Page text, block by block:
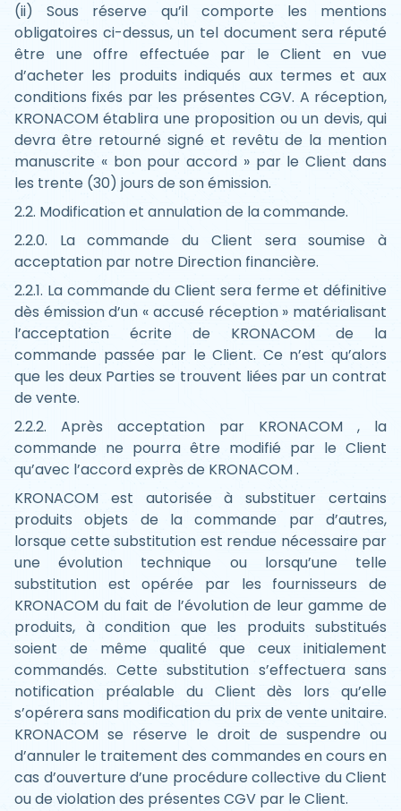
(ii) Sous réserve qu’il comporte les mentions
obligatoires ci-dessus, un tel document sera réputé
être une offre effectuée par le Client en vue
d’acheter les produits indiqués aux termes et aux
conditions fixés par les présentes CGV. A réception,
KRONACOM établira une proposition ou un devis, qui
devra être retourné signé et revêtu de la mention
manuscrite « bon pour accord » par le Client dans
les trente (30) jours de son émission.
2.2. Modification et annulation de la commande.
2.2.0. La commande du Client sera soumise à
acceptation par notre Direction financière.
2.2.1. La commande du Client sera ferme et définitive
dès émission d’un « accusé réception » matérialisant
l’acceptation écrite de KRONACOM de la
commande passée par le Client. Ce n’est qu’alors
que les deux Parties se trouvent liées par un contrat
de vente.
2.2.2. Après acceptation par KRONACOM , la
commande ne pourra être modifié par le Client
qu’avec l’accord exprès de KRONACOM .
KRONACOM est autorisée à substituer certains
produits objets de la commande par d’autres,
lorsque cette substitution est rendue nécessaire par
une évolution technique ou lorsqu’une telle
substitution est opérée par les fournisseurs de
KRONACOM du fait de l’évolution de leur gamme de
produits, à condition que les produits substitués
soient de même qualité que ceux initialement
commandés. Cette substitution s’effectuera sans
notification préalable du Client dès lors qu’elle
s’opérera sans modification du prix de vente unitaire.
KRONACOM se réserve le droit de suspendre ou
d’annuler le traitement des commandes en cours en
cas d’ouverture d’une procédure collective du Client
ou de violation des présentes CGV par le Client.